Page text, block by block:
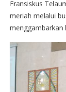
Fransiskus
meriah melalui
menggambarkan